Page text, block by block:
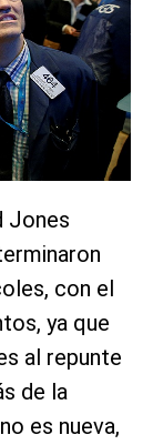
Jones
con el
ya que
al repunte
de la
es nueva,